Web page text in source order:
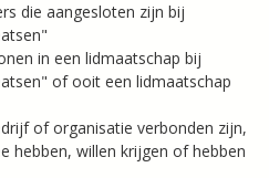
die aangesloten zijn bij
in een lidmaatschap bij
of ooit een lidmaatschap
of organisatie verbonden zijn,
hebben, willen krijgen of hebben